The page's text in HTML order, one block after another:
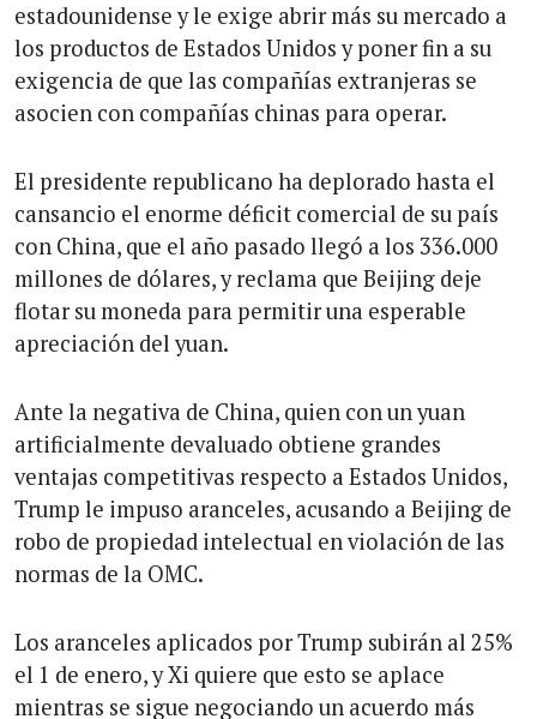
estadounidense y le exige abrir más su mercado a
los productos de Estados Unidos y poner fin a su
exigencia de que las compañías extranjeras se
asocien con compañías chinas para operar.
El presidente republicano ha deplorado hasta el
cansancio el enorme déficit comercial de su país
con China, que el año pasado llegó a los 336.000
millones de dólares, y reclama que Beijing deje
flotar su moneda para permitir una esperable
apreciación del yuan.
Ante la negativa de China, quien con un yuan
artificialmente devaluado obtiene grandes
ventajas competitivas respecto a Estados Unidos,
Trump le impuso aranceles, acusando a Beijing de
robo de propiedad intelectual en violación de las
normas de la OMC.
Los aranceles aplicados por Trump subirán al 25%
el 1 de enero, y Xi quiere que esto se aplace
mientras se sigue negociando un acuerdo más